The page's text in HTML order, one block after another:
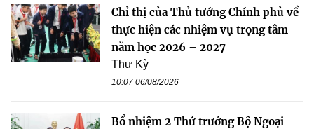
Chỉ thị của Thủ tướng Chính phủ về
thực hiện các nhiệm vụ trọng tâm
năm học 2026 – 2027
Thư Kỳ
10:07 06/08/2026
Bổ nhiệm 2 Thứ trưởng Bộ Ngoại